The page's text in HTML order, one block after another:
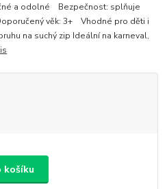
a odolné Bezpečnost: splňuje
věk: 3+ Vhodné pro děti i
na suchý zip Ideální na karneval,
košíku